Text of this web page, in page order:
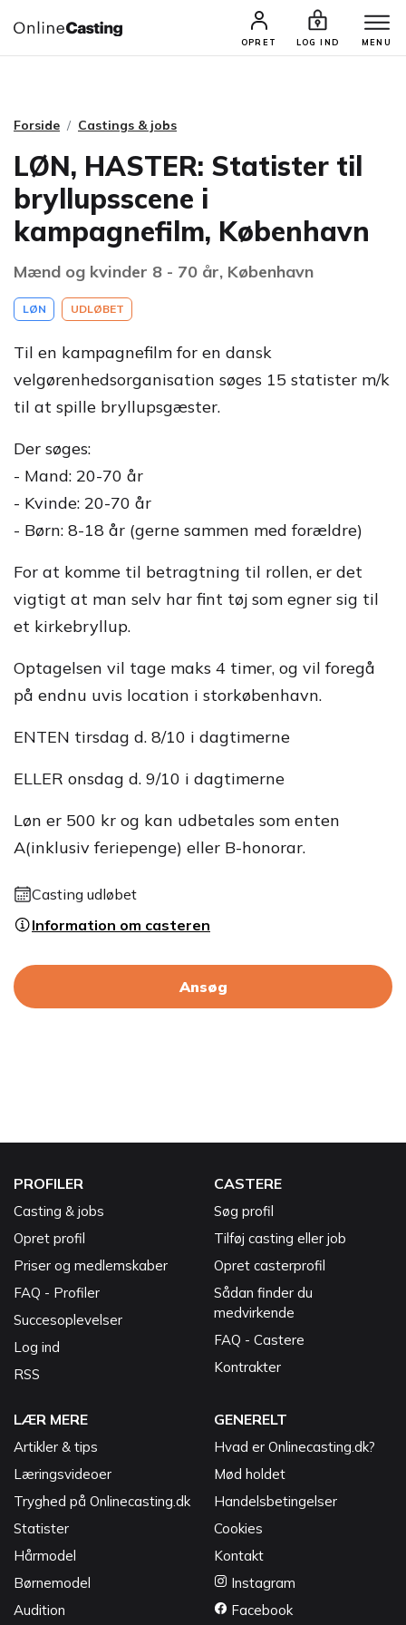
OPRET LOG IND MENU
CASTINGS & JOBS SØG PROFIL
Forside Castings & jobs
LØN, HASTER: Statister til
bryllupsscene i
kampagnefilm, København
Mænd og kvinder 8 - 70 år, København
LØN UDLØBET
Til en kampagnefilm for en dansk
velgørenhedsorganisation søges 15 statister m/k
til at spille bryllupsgæster.
Der søges:
- Mand: 20-70 år
- Kvinde: 20-70 år
- Børn: 8-18 år (gerne sammen med forældre)
For at komme til betragtning til rollen, er det
vigtigt at man selv har fint tøj som egner sig til
et kirkebryllup.
Optagelsen vil tage maks 4 timer, og vil foregå
på endnu uvis location i storkøbenhavn.
ENTEN tirsdag d. 8/10 i dagtimerne
ELLER onsdag d. 9/10 i dagtimerne
Løn er 500 kr og kan udbetales som enten
A(inklusiv feriepenge) eller B-honorar.
Casting udløbet
Information om casteren
Ansøg
PROFILER
Casting & jobs
Opret profil
Priser og medlemskaber
FAQ - Profiler
Succesoplevelser
Log ind
RSS
CASTERE
Søg profil
Tilføj casting eller job
Opret casterprofil
Sådan finder du
medvirkende
FAQ - Castere
Kontrakter
LÆR MERE
Artikler & tips
Læringsvideoer
Tryghed på Onlinecasting.dk
Statister
Hårmodel
Børnemodel
Audition
GENERELT
Hvad er Onlinecasting.dk?
Mød holdet
Handelsbetingelser
Cookies
Kontakt
Instagram
Facebook